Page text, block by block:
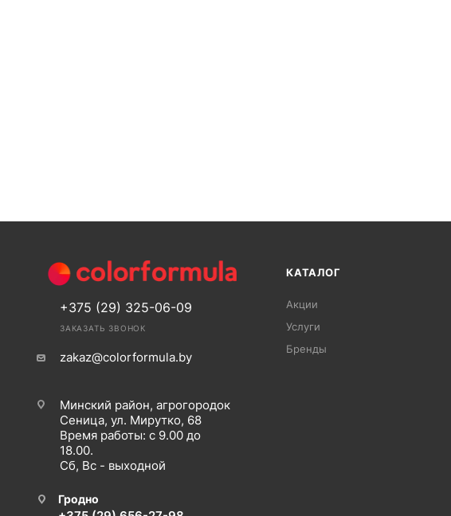
+375 (29) 325-06-09
ЗАКАЗАТЬ ЗВОНОК
zakaz@colorformula.by
Минский район, агрогородок
Сеница, ул. Мирутко, 68
Время работы: с 9.00 до
18.00.
Сб, Вс - выходной
Гродно
КАТАЛОГ
Акции
Услуги
Бренды